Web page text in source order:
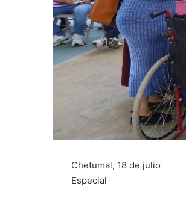
Chetumal, 18 de julio
Especial